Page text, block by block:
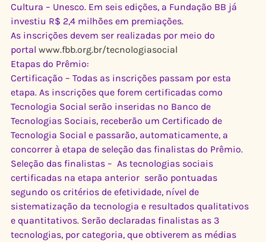
Cultura – Unesco. Em seis edições, a Fundação BB já
investiu R$ 2,4 milhões em premiações.
As inscrições devem ser realizadas por meio do
portal www.fbb.org.br/tecnologiasocial
Etapas do Prêmio:
Certificação – Todas as inscrições passam por esta
etapa. As inscrições que forem certificadas como
Tecnologia Social serão inseridas no Banco de
Tecnologias Sociais, receberão um Certificado de
Tecnologia Social e passarão, automaticamente, a
concorrer à etapa de seleção das finalistas do Prêmio.
Seleção das finalistas –  As tecnologias sociais
certificadas na etapa anterior  serão pontuadas
segundo os critérios de efetividade, nível de
sistematização da tecnologia e resultados qualitativos
e quantitativos. Serão declaradas finalistas as 3
tecnologias, por categoria, que obtiverem as médias